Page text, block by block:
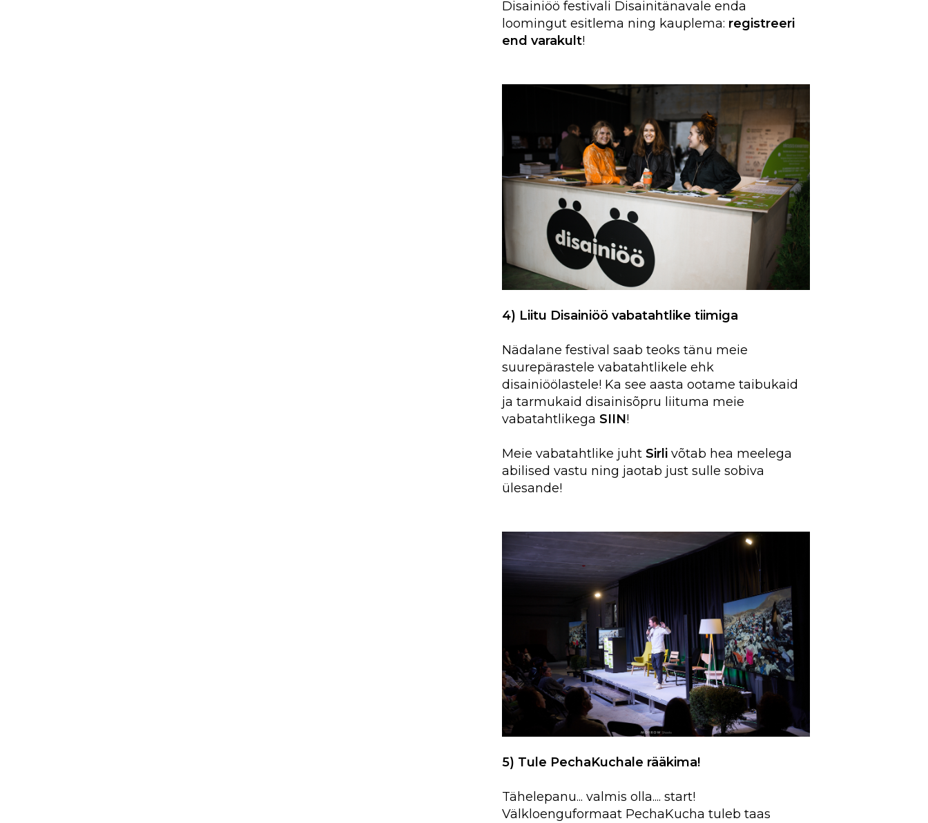
Disainiöö festivali Disainitänavale enda
loomingut esitlema ning kauplema: registreeri
end varakult!
4) Liitu Disainiöö vabatahtlike tiimiga
Nädalane festival saab teoks tänu meie
suurepärastele vabatahtlikele ehk
disainiöölastele! Ka see aasta ootame taibukaid
ja tarmukaid disainisõpru liituma meie
vabatahtlikega SIIN!
Meie vabatahtlike juht Sirli võtab hea meelega
abilised vastu ning jaotab just sulle sobiva
ülesande!
5) Tule PechaKuchale rääkima!
Tähelepanu... valmis olla.... start!
Välkloenguformaat PechaKucha tuleb taas